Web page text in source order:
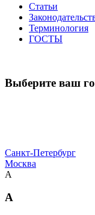
Статьи
Терминология
ГОСТЫ
Выберите ваш
Санкт-Петербург
Москва
А
А